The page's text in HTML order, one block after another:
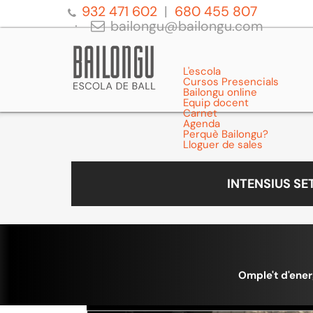
932 471 602
680 455 807
bailongu@bailongu.com
L'escola
Cursos Presencials
Bailongu online
Equip docent
Carnet
Agenda
Perquè Bailongu?
Lloguer de sales
INTENSIUS
Omple't